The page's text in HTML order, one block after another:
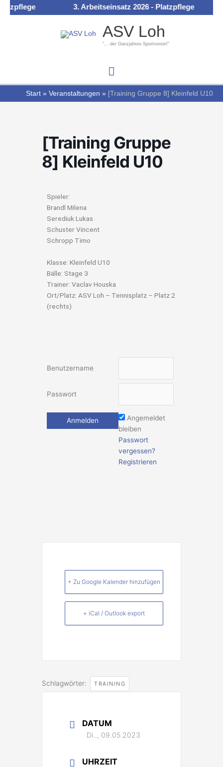
Zum
Inhalt
3. Arbeitseinsatz 2026 - Platzpflege
ASV Loh
"... der Ganzjahres-Sportverein!"
Hauptmenü
Start Veranstaltungen [Training Gruppe 8] Kleinfeld U10
[Training Gruppe
8] Kleinfeld U10
Spieler:
Brandl Milena
Serediuk Lukas
Schuster Vincent
Schropp Timo
Klasse: Kleinfeld U10
Bälle: Stage 3
Trainer: Vaclav Houska
Ort/Platz: ASV Loh – Tennisplatz – Platz 2
(rechts)
Benutzername
Passwort
Angemeldet
bleiben
Passwort
vergessen?
Registrieren
+ Zu Google Kalender hinzufügen
+ iCal / Outlook export
Schlagwörter: TRAINING
DATUM
Di.., 09.05.2023
UHRZEIT